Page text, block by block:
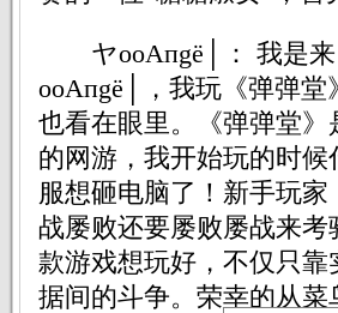
ヤoοАпgё│： 我是来
oοАпgё│，我玩《弹弹堂
也看在眼里。《弹弹堂
的网游，我开始玩的时
服想砸电脑了！新手玩
战屡败还要屡败屡战来
款游戏想玩好，不仅只
据间的斗争。荣幸的从